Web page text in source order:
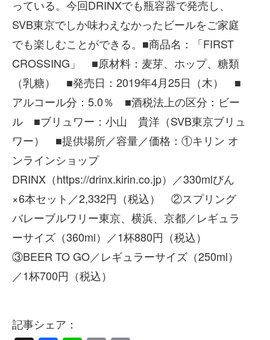
っている。今回DRINXでも瓶容器で発売し、
SVB東京でしか味わえなかったビールをご家庭
でも楽しむことができる。■商品名：「FIRST
CROSSING」 ■原材料：麦芽、ホップ、糖類
（乳糖） ■発売日：2019年4月25日（木） ■
アルコール分：5.0％ ■酒税法上の区分：ビー
ル ■ブリュワー：小山 貴洋（SVB東京ブリュ
ワー） ■提供場所／容量／価格：①キリン オ
ンラインショップ
DRINX（https://drinx.kirin.co.jp）／330mlびん
×6本セット／2,332円（税込） ②スプリング
バレーブルワリー東京、横浜、京都／レギュラ
ーサイズ（360ml）／1杯880円（税込）
③BEER TO GO／レギュラーサイズ（250ml）
／1杯700円（税込）
記事シェア：